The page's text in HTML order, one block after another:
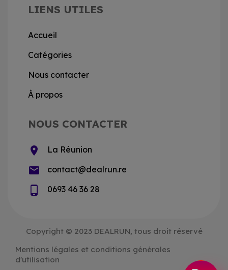
LIENS UTILES
Accueil
Catégories
Nous contacter
À propos
NOUS CONTACTER
location_on La Réunion
email contact@dealrun.re
phone_android 0693 46 36 28
Copyright © 2023 DEALRUN, tous droit réservé
Mentions légales et conditions générales
d'utilisation